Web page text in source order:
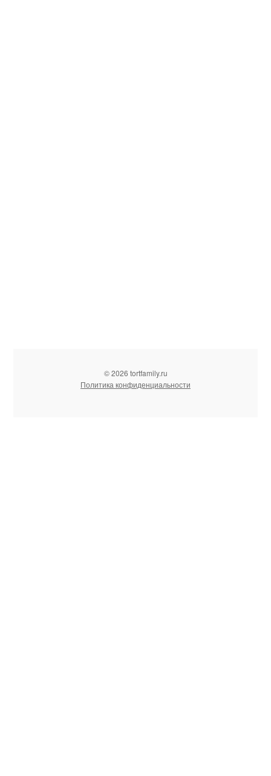
© 2026 tortfamily.ru
Политика конфиденциальности